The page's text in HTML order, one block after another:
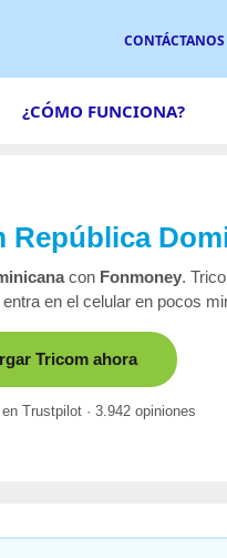
CONTÁCTANOS
¿CÓMO FUNCIONA?
República
con Fonmoney.
en el celular en pocos
Tricom ahora
Trustpilot · 3.942 opiniones